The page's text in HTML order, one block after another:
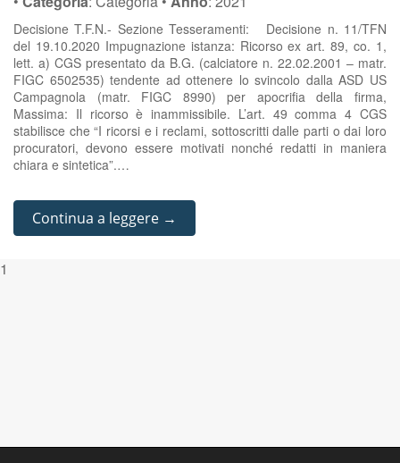
Decisione T.F.N.- Sezione Tesseramenti: Decisione n. 11/TFN
del 19.10.2020 Impugnazione istanza: Ricorso ex art. 89, co. 1,
lett. a) CGS presentato da B.G. (calciatore n. 22.02.2001 – matr.
FIGC 6502535) tendente ad ottenere lo svincolo dalla ASD US
Campagnola (matr. FIGC 8990) per apocrifia della firma,
Massima: Il ricorso è inammissibile. L’art. 49 comma 4 CGS
stabilisce che “I ricorsi e i reclami, sottoscritti dalle parti o dai loro
procuratori, devono essere motivati nonché redatti in maniera
chiara e sintetica”.…
Continua a leggere →
1